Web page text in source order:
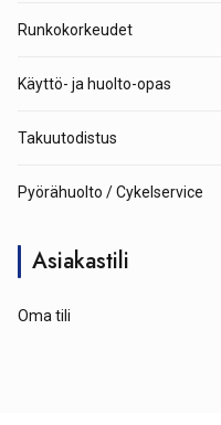
Runkokorkeudet
Käyttö- ja huolto-opas
Takuutodistus
Pyörähuolto / Cykelservice
Asiakastili
Oma tili